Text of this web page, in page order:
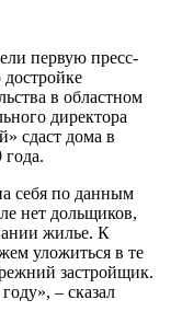
первую пресс-
в областном
директора
сдаст дома в
себя по данным
нет дольщиков,
жилье. К
уложиться в те
застройщик.
– сказал